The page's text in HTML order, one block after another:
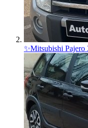
✨Mitsubishi Pajero